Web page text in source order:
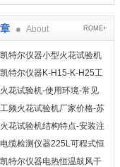
About ROME+
特尔仪器小型火花试验机
使用说明书
特尔仪器K-H15-K-H25工
试验机整机使用说明
花试验机-使用环境-常见
排除方法-苏州凯特尔仪器
频火花试验机厂家价格-苏
尔仪器
花试验机结构特点-安装注
-苏州凯特尔仪器
缆检测仪器225L可程式恒
试验箱
特尔仪器电热恒温鼓风干